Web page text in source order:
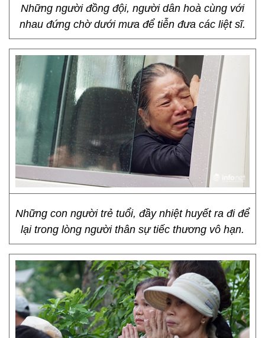
Những người đồng đội, người dân hoà cùng với
nhau đứng chờ dưới mưa để tiễn đưa các liệt sĩ.
Những con người trẻ tuổi, đầy nhiệt huyết ra đi để
lại trong lòng người thân sự tiếc thương vô hạn.